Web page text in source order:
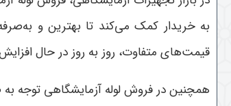
به خریدار کمک می‌کند تا بهترین و
قیمت‌های متفاوت، روز به روز در حال
همچنین در فروش لوله آزمایشگاهی توجه